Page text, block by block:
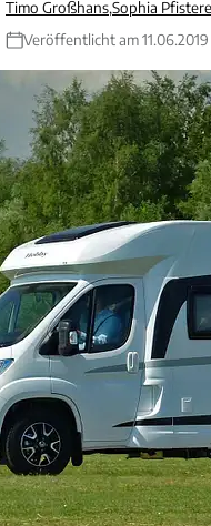
Timo Großhans,Sophia
Veröffentlicht am 11.06.2019